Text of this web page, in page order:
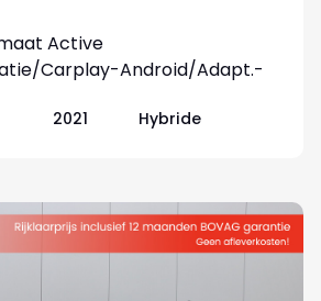
Active
Carplay-Android/Adapt.-
2021 Hybride